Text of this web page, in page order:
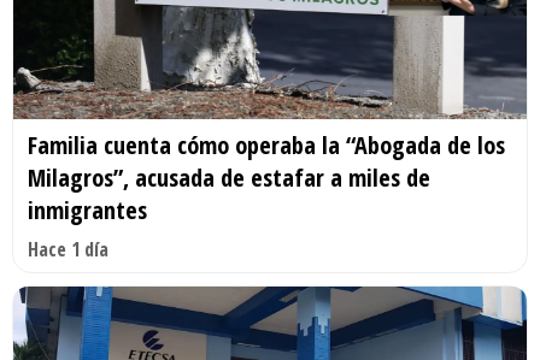
Familia cuenta cómo operaba la “Abogada de los
Milagros”, acusada de estafar a miles de
inmigrantes
Hace 1 día